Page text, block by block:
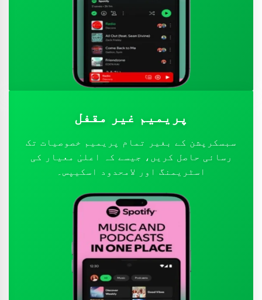
پریمیم غیر مقفل
سبسکرپشن کے بغیر تمام پریمیم خصوصیات تک
رسائی حاصل کریں، جیسے کہ اعلیٰ معیار کی
اسٹریمنگ اور لامحدود اسکیپس۔